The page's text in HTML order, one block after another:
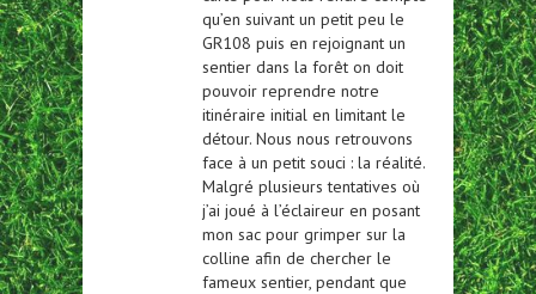
qu’en suivant un petit peu le
GR108 puis en rejoignant un
sentier dans la forêt on doit
pouvoir reprendre notre
itinéraire initial en limitant le
détour. Nous nous retrouvons
face à un petit souci : la réalité.
Malgré plusieurs tentatives où
j’ai joué à l’éclaireur en posant
mon sac pour grimper sur la
colline afin de chercher le
fameux sentier, pendant que